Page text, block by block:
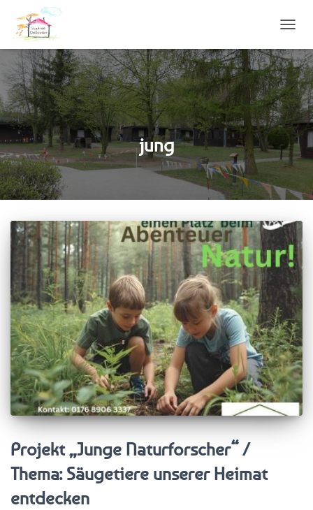
jung
Projekt „Junge Naturforscher“ /
Thema: Säugetiere unserer Heimat
entdecken